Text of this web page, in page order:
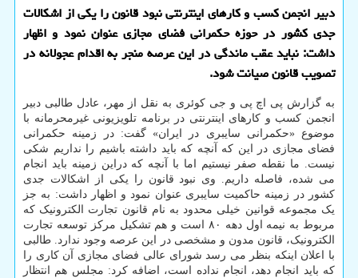
دبیر انجمن کسب و کارهای اینترنتی نبود قانون را یکی از اشکالات
جدی کشور در حوزه حکمرانی فضای مجازی عنوان نمود و اظهار
داشت: نباید عقب ماندگی در این عرصه منجر به اقدام عجولانه در
تصویب قانون صیانت شود.
به گزارش پی اچ پی و جی کوئری به نقل از مهر، عادل طالبی دبیر
انجمن کسب و کارهای اینترنتی در برنامه تلویزیونی غیرمحرمانه با
موضوع «حکمرانی سایبری در ایران» گفت: در زمینه حکمرانی
فضای مجازی در این که آنچه که باید داشته باشیم را نداریم شکی
نیست. ما نقطه صفر نیستیم اما با آنچه که دراین زمینه باید انجام
می شده، فاصله داریم. وی نبود قانون را یکی از اشکالات جدی
کشور در زمینه حاکمیت سایبری عنوان نمود و اظهار داشت: به جز
یک مجموعه قوانین خیلی محدود به نام قانون تجارت الکترونیک که
مربوط به نیمه اول دهه ۸۰ است و هم تشکیل مرکز توسعه تجارت
الکترونیک، قانون مدون و مشخصی در این عرصه وجود ندارد. طالبی
با اعلان اینکه بنظر می رسد شورای عالی فضای مجازی آن کاری را
که باید انجام دهد، انجام نداده است، اضافه کرد: مجلس هم انتظار